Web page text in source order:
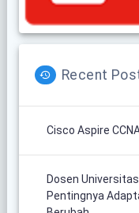
Recent
Cisco Aspire
Dosen
Pentingnya